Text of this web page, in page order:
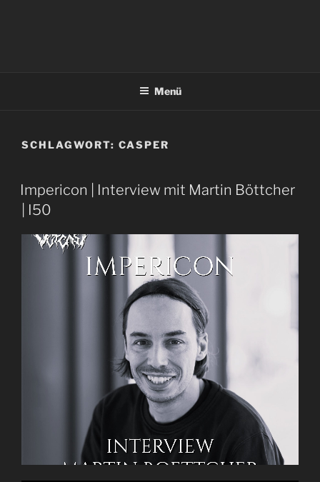
Menü
SCHLAGWORT: CASPER
Impericon | Interview mit Martin Böttcher
| I50